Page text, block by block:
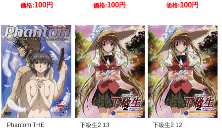
価格:100円
価格:100 円
価格:100 円
Phantom THE
下級生2 13 下級生2 12